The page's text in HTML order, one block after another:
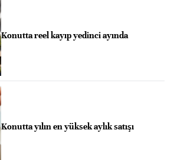
Konutta reel kayıp yedinci ayında
Konutta yılın en yüksek aylık satışı